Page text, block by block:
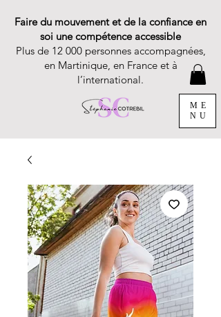
Faire du mouvement et de la confiance en
soi une compétence accessible
Plus de 12 000 personnes accompagnées,
en Martinique, en France et à
l’international.
ME
NU